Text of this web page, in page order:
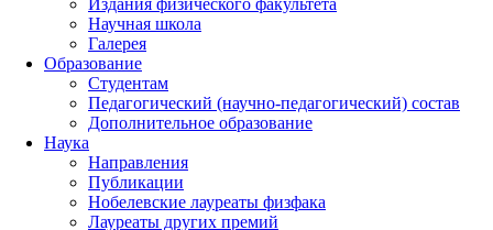
Издания физического факультета
Научная школа
Галерея
Образование
Студентам
Педагогический (научно-педагогический) состав
Дополнительное образование
Наука
Направления
Публикации
Нобелевские лауреаты физфака
Лауреаты других премий